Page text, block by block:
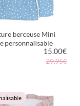
berceuse Mini
personnalisable
15.00€
29.95€
LE PRODUIT